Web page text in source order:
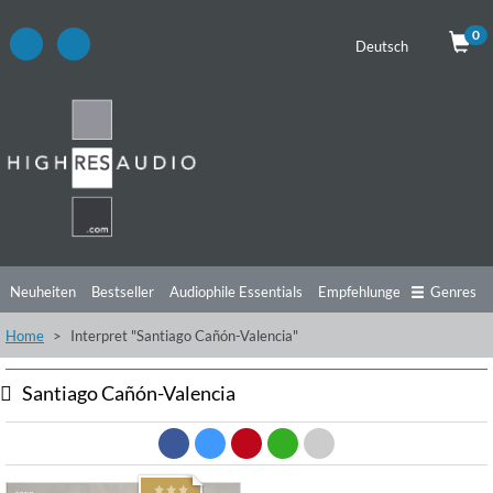
Deutsch
0
Neuheiten Bestseller Audiophile Essentials Empfehlungen
Hörtipps Top Alben Angebote Preorder
Videos
Genres
Home Interpret "Santiago Cañón-Valencia"
Santiago Cañón-Valencia